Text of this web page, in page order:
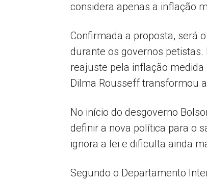
considera apenas a inflação
Confirmada a proposta, será
durante os governos
reajuste pela inflação medida
Dilma Rousseff transformou
No início do desgoverno
definir a nova política para o
ignora a lei e dificulta ainda
Segundo o Departamento